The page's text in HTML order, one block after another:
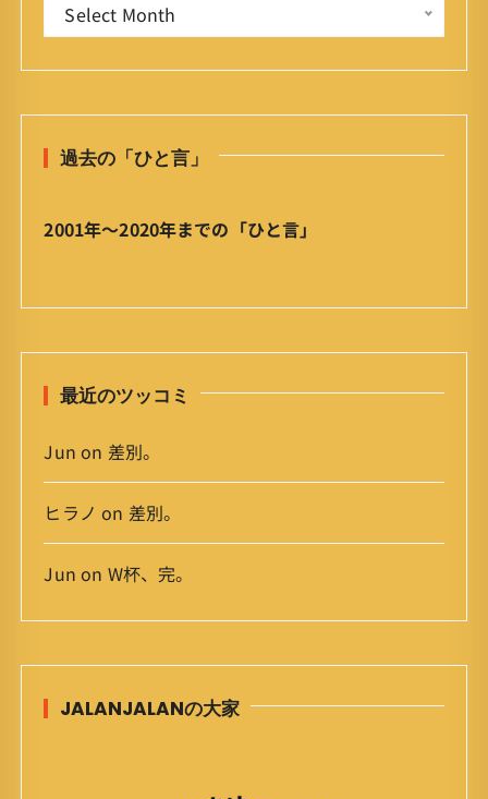
:
ひ
言
ア
イ
Select Month
過去の「ひと言」
2001年〜2020年までの「ひと言」
最近のツッコミ
Jun on 差別。
ヒラノ on 差別。
Jun on W杯、完。
JALANJALANの大家